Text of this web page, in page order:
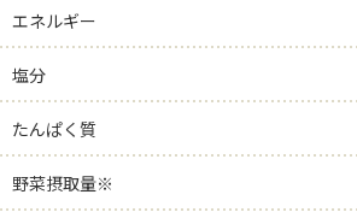
エネルギー
塩分
たんぱく質
野菜摂取量※